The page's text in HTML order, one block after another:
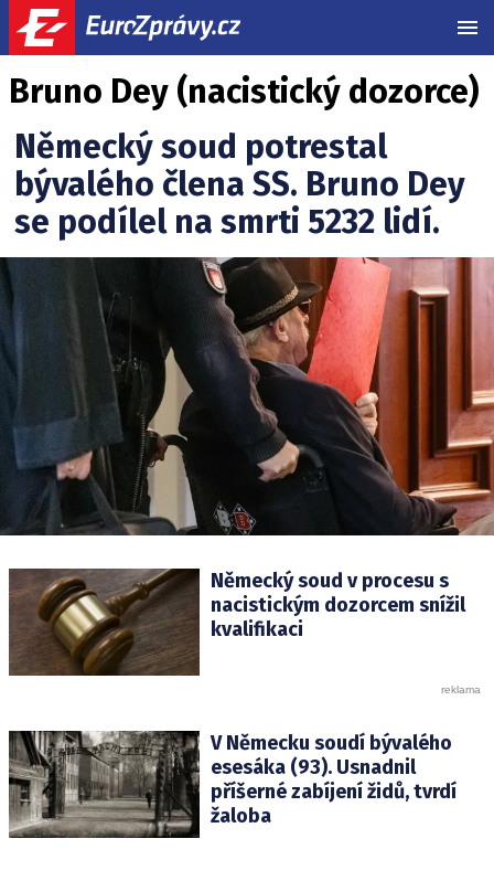
Bruno Dey (nacistický dozorce)
Německý soud potrestal
bývalého člena SS. Bruno Dey
se podílel na smrti 5232 lidí.
Německý soud v procesu s
nacistickým dozorcem snížil
kvalifikaci
V Německu soudí bývalého
esesáka (93). Usnadnil
příšerné zabíjení židů, tvrdí
žaloba